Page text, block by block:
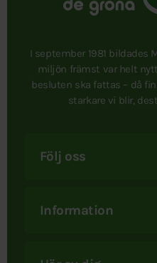
I september 1981
miljön främst var helt
besluten ska fattas – då
starkare vi blir,
Följ oss
Information